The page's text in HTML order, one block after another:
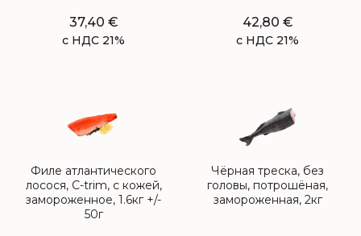
37,40 €
с НДС 21%
42,80 €
с НДС 21%
Филе атлантического
лосося, C-trim, с кожей,
замороженное, 1.6кг +/-
50г
Чёрная треска, без
головы, потрошёная,
замороженная, 2кг